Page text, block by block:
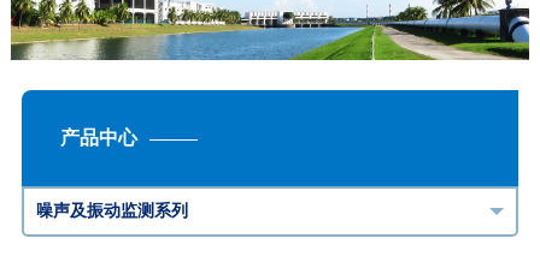
产品中心
噪声及振动监测系列